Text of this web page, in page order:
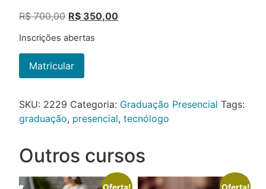
R$700,00 R$ 350,00
Inscrições abertas
Matricular
SKU: 2229 Categoria: Graduação Presencial Tags:
graduação, presencial,tecnólogo
Outros cursos
Oferta! Oferta!